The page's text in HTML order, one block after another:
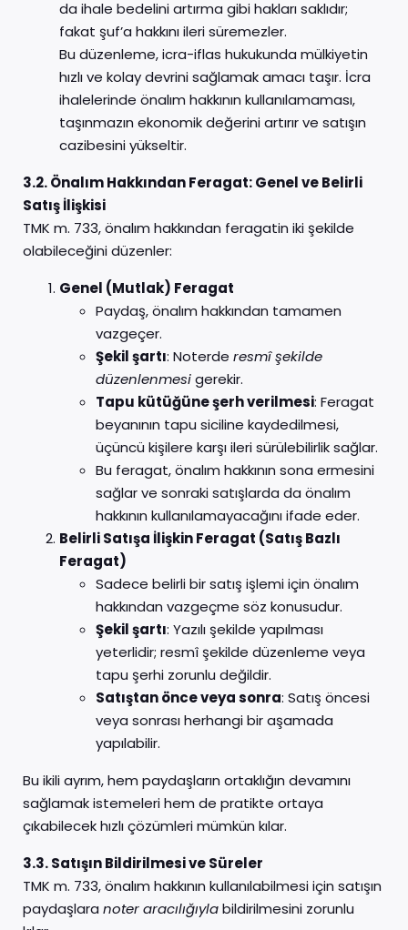
da ihale bedelini artırma gibi hakları saklıdır;
fakat şuf’a hakkını ileri süremezler.
Bu düzenleme, icra-iflas hukukunda mülkiyetin
hızlı ve kolay devrini sağlamak amacı taşır. İcra
ihalelerinde önalım hakkının kullanılamaması,
taşınmazın ekonomik değerini artırır ve satışın
cazibesini yükseltir.
3.2. Önalım Hakkından Feragat: Genel ve Belirli
Satış İlişkisi
TMK m. 733, önalım hakkından feragatin iki şekilde
olabileceğini düzenler:
Genel (Mutlak) Feragat
Paydaş, önalım hakkından tamamen
vazgeçer.
Şekil şartı: Noterde resmî şekilde
düzenlenmesigerekir.
Tapu kütüğüne şerh verilmesi: Feragat
beyanının tapu siciline kaydedilmesi,
üçüncü kişilere karşı ileri sürülebilirlik sağlar.
Bu feragat, önalım hakkının sona ermesini
sağlar ve sonraki satışlarda da önalım
hakkının kullanılamayacağını ifade eder.
Belirli Satışa İlişkin Feragat (Satış Bazlı
Feragat)
Sadece belirli bir satış işlemi için önalım
hakkından vazgeçme söz konusudur.
Şekil şartı: Yazılı şekilde yapılması
yeterlidir; resmî şekilde düzenleme veya
tapu şerhi zorunlu değildir.
Satıştan önce veya sonra: Satış öncesi
veya sonrası herhangi bir aşamada
yapılabilir.
Bu ikili ayrım, hem paydaşların ortaklığın devamını
sağlamak istemeleri hem de pratikte ortaya
çıkabilecek hızlı çözümleri mümkün kılar.
3.3. Satışın Bildirilmesi ve Süreler
TMK m. 733, önalım hakkının kullanılabilmesi için satışın
paydaşlara noter aracılığıylabildirilmesini zorunlu